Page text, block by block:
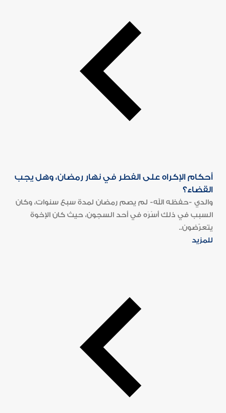
أحكام الإكراه على الفطر في نهار رمضان، وهل يجب
القضاء؟
والدي -حفظه الله- لم يصم رمضان لمدة سبع سنوات، وكان
السبب في ذلك أَسْرَه في أحد السجون، حيث كان الإخوة
يتعرّضون..
للمزيد